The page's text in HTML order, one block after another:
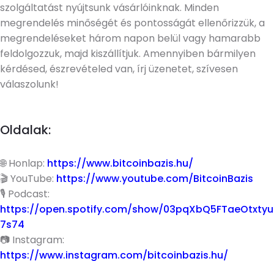
szolgáltatást nyújtsunk vásárlóinknak. Minden
megrendelés minőségét és pontosságát ellenőrizzük, a
megrendeléseket három napon belül vagy hamarabb
feldolgozzuk, majd kiszállítjuk. Amennyiben bármilyen
kérdésed, észrevételed van, írj üzenetet, szívesen
válaszolunk!
Oldalak:
🌐 Honlap: https://www.bitcoinbazis.hu/
🎬 YouTube: https://www.youtube.com/BitcoinBazis
🎙 Podcast:
https://open.spotify.com/show/03pqXbQ5FTaeOtxtyu
7s74
📷 Instagram:
https://www.instagram.com/bitcoinbazis.hu/